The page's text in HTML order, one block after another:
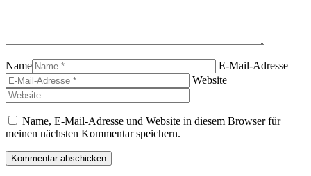
Name
E-Mail-Adresse
Website
Name, E-Mail-Adresse und Website in diesem Browser für
meinen nächsten Kommentar speichern.